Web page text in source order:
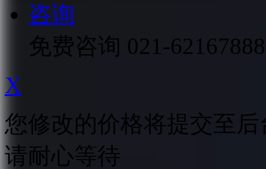
咨询
免费咨询 021-62167888
X
您修改的价格将提交至
请耐心等待